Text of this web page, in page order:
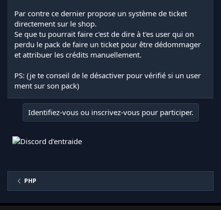
Par contre ce dernier propose un système de ticket
directement sur le shop.
Se que tu pourrait faire c'est de dire à t'es user qui on
perdu le pack de faire un ticket pour être dédommager
et attribuer les crédits manuellement.
PS: (je te conseil de le désactiver pour vérifié si un user
ment sur son pack)
Identifiez-vous ou inscrivez-vous pour participer.
PHP